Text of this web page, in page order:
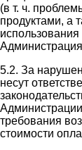
(в т. ч.
продуктами, а
5.2. За
несут
требования
стоимости